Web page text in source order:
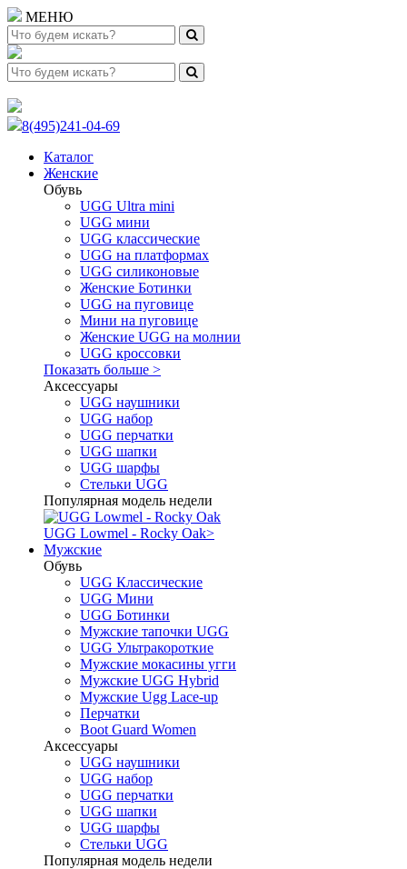
МЕНЮ
8(495)241-04-69
Каталог
Женские
Обувь
UGG Ultra mini
UGG мини
UGG классические
UGG на платформах
UGG силиконовые
Женские Ботинки
UGG на пуговице
Мини на пуговице
Женские UGG на молнии
UGG кроссовки
Показать больше >
Аксессуары
UGG наушники
UGG набор
UGG перчатки
UGG шапки
UGG шарфы
Стельки UGG
Популярная модель недели
UGG Lowmel - Rocky Oak>
Мужские
Обувь
UGG Классические
UGG Мини
UGG Ботинки
Мужские тапочки UGG
UGG Ультракороткие
Мужские мокасины угги
Мужские UGG Hybrid
Мужские Ugg Lace-up
Перчатки
Boot Guard Women
Аксессуары
UGG наушники
UGG набор
UGG перчатки
UGG шапки
UGG шарфы
Стельки UGG
Популярная модель недели